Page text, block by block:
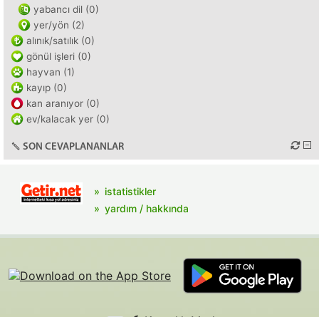
yabancı dil (0)
yer/yön (2)
alınık/satılık (0)
gönül işleri (0)
hayvan (1)
kayıp (0)
kan aranıyor (0)
ev/kalacak yer (0)
SON CEVAPLANANLAR
istatistikler
yardım / hakkında